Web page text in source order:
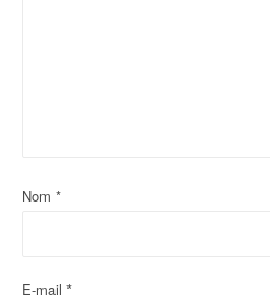
Nom *
E-mail *